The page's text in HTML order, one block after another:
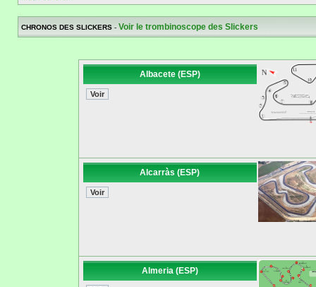
CHRONOS DES SLICKERS - Voir le trombinoscope des Slickers
Albacete (ESP)
Alcarràs (ESP)
Almeria (ESP)